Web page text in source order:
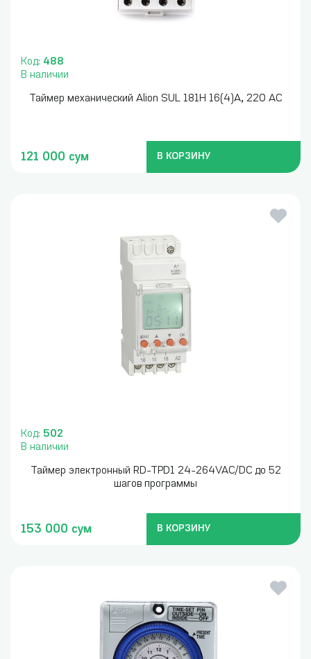
Код: 488
В наличии
Таймер механический Alion SUL 181H 16(4)A, 220 AC
121 000 сум В КОРЗИНУ
Код: 502
В наличии
Таймер электронный RD-TPD1 24-264VAC/DC до 52
шагов программы
153 000 сум В КОРЗИНУ